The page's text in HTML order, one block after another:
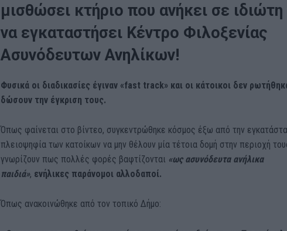
μισθώσει κτήριο που ανήκει σε ιδιώτη
να εγκαταστήσει Κέντρο Φιλοξενίας
Ασυνόδευτων Ανηλίκων!
Φυσικά οι διαδικασίες έγιναν «fast track» και οι κάτοικοι δεν
δώσουν την έγκριση τους.
Όπως φαίνεται στο βίντεο, συγκεντρώθηκε κόσμος έξω από την
πλειοψηφία των κατοίκων να μην θέλουν μία τέτοια δομή στην περιοχή
γνωρίζουν πως πολλές φορές βαφτίζονται «ως ασυνόδευτα ανήλικα
παιδιά», ενήλικες παράνομοι αλλοδαποί.
Όπως ανακοινώθηκε από τον τοπικό Δήμο: